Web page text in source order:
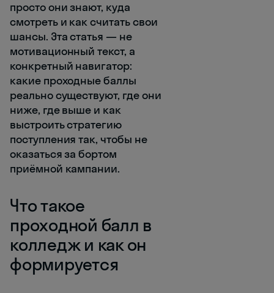
просто они знают, куда
смотреть и как считать свои
шансы. Эта статья — не
мотивационный текст, а
конкретный навигатор:
какие проходные баллы
реально существуют, где они
ниже, где выше и как
выстроить стратегию
поступления так, чтобы не
оказаться за бортом
приёмной кампании.
Что такое
проходной балл в
колледж и как он
формируется